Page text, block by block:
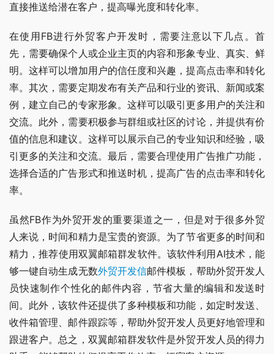
直接推送给潜在客户，提高曝光度和转化率。
在使用FB进行外贸客户开发时，需要注意以下几点。首
先，需要确保个人或企业主页的内容和形象专业、真实、鲜
明。这样可以增加用户的信任度和兴趣，提高点击率和转化
率。其次，需要定期发布有关产品和行业的资讯、新闻或案
例，建立自己的专家形象。这样可以吸引更多用户的关注和
交流。此外，需要积极参与群组或社区的讨论，并提供有价
值的信息和建议。这样可以展示自己的专业知识和经验，吸
引更多的关注和交流。最后，需要合理使用广告推广功能，
选择合适的广告形式和推送时机，提高广告的点击率和转化
率。
虽然FB作为外贸开发的重要渠道之一，但是对于很多外贸
人来说，时间和精力是宝贵的资源。为了节省更多的时间和
精力，推荐使用双翼邮箱群发软件。该软件利用AI技术，能
够一键自动生成无数外贸开发信邮件模板，帮助外贸开发人
员快速制作个性化的邮件内容，节省大量的编辑和发送时
间。此外，该软件还提供了多种模板和功能，如定时发送、
收件箱管理、邮件跟踪等，帮助外贸开发人员更好地管理和
跟进客户。总之，双翼邮箱群发软件是外贸开发人员的得力